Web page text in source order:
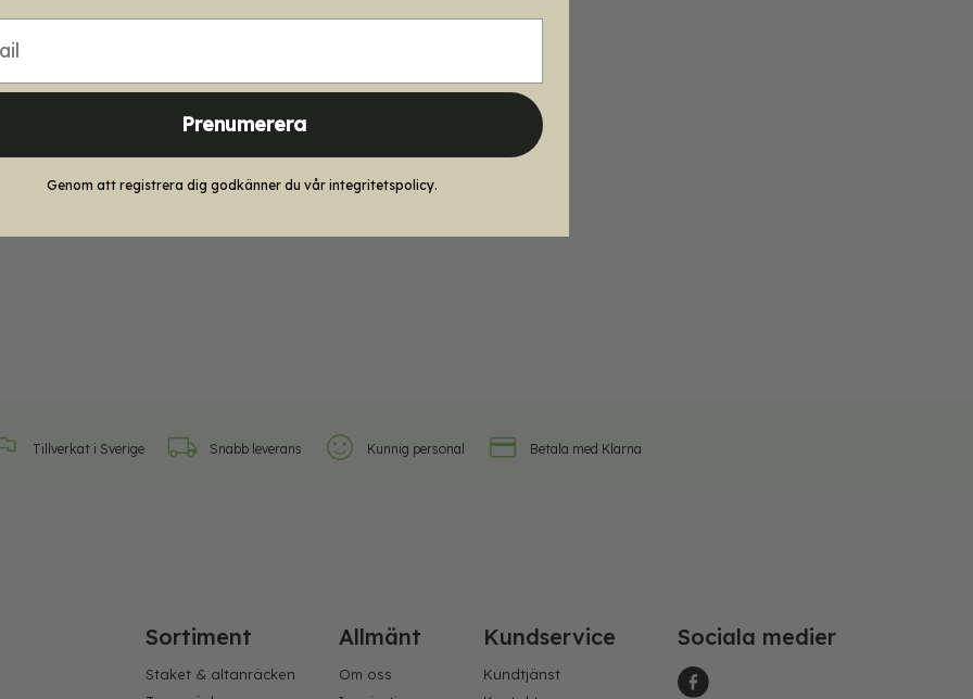
Vad våra kunder säger
Tillverkat i Sverige Snabb leverans Kunnig personal Betala med Klarna
Sortiment
Staket & altanräcken
Allmänt
Om oss
Kundservice
Kundtjänst
Sociala medier
Prenumerera
Genom att registrera dig godkänner du vår integritetspolicy.